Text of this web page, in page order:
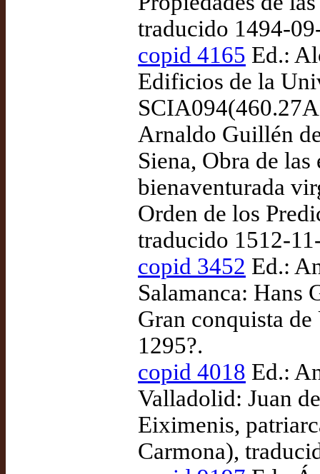
traducido 1494-
copid 4165 Ed.:
Edificios de la
Arnaldo Guillén
Siena, Obra de
bienaventurada
Orden de los
traducido 1512-
copid 3452 Ed.:
Salamanca: Hans
Gran conquista
1295?.
copid 4018 Ed.:
Valladolid: Juan
Eiximenis,
Carmona),